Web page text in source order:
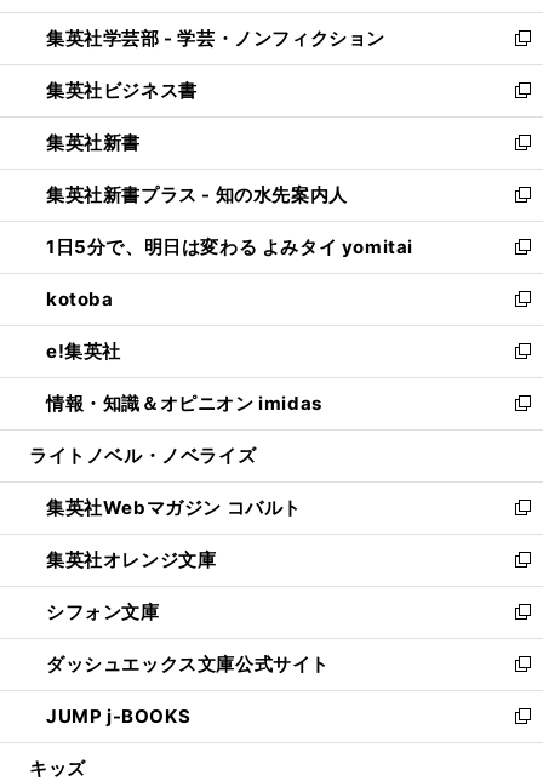
開
く
ウ
で
開
く
ン
ド
ウ
で
開
く
ウ
ィ
ン
ド
ウ
で
開
く
集英社学芸部 - 学芸・ノンフィクション
新
し
い
ウ
ィ
ン
ド
ウ
で
開
く
集英社ビジネス書
新
し
い
ウ
ィ
ン
ド
ウ
で
開
く
集英社新書
新
し
い
ウ
ィ
ン
ド
ウ
で
開
く
集英社新書プラス - 知の水先案内人
新
し
い
ウ
ィ
ン
ド
ウ
で
開
1日5分で、明日は変わる よみタイ yomitai
新
し
い
ウ
ィ
ン
ド
ウ
開
く
kotoba
新
し
い
ウ
ィ
ン
ウ
で
開
く
e!集英社
新
し
い
ウ
ン
ド
ウ
で
開
く
情報・知識＆オピニオン imidas
新
し
ウ
ィ
ン
ド
ウ
で
開
く
ライトノベル・ノベライズ
集英社Webマガジン コバルト
新
し
い
ウ
ィ
ン
ド
ウ
で
開
集英社オレンジ文庫
新
し
い
ウ
ィ
ン
ド
ウ
シフォン文庫
新
し
い
ウ
ィ
ン
ダッシュエックス文庫公式サイト
新
し
い
ウ
JUMP j-BOOKS
新
し
キッズ